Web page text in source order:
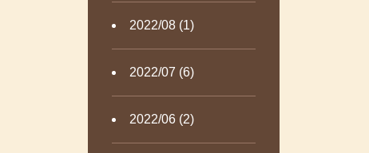
2022/08 (1)
2022/07 (6)
2022/06 (2)